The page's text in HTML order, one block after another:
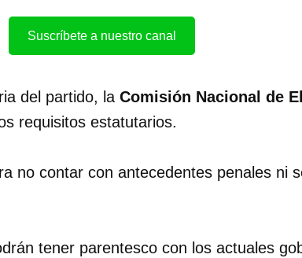
Suscríbete a nuestro canal
del partido, la Comisión Nacional de
requisitos estatutarios.
no contar con antecedentes penales ni
tener parentesco con los actuales